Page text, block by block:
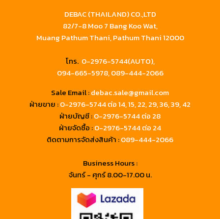
DEBAC (THAILAND) CO.,LTD
82/7-8 Moo 7 Bang Koo Wat,
Muang Pathum Thani, Pathum Thani 12000
โทร. 0-2976-5744(AUTO),
094-665-5978,089-444-2066
Sale Email :debac.sale@gmail.com
ฝ่ายขาย :0-2976-5744ต่อ 14, 15, 22, 29, 36, 39, 42
ฝ่ายบัญชี :0-2976-5744 ต่อ 28
ฝ่ายจัดซื้อ :0-2976-5744 ต่อ 24
ติดตามการจัดส่งสินค้า :089-444-2066
Business Hours :
จันทร์ - ศุกร์ 8.00-17.00 น.